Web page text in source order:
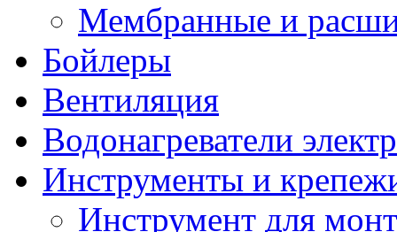
Мембранные и
Бойлеры
Вентиляция
Водонагреватели
Инструменты и
Инструмент для